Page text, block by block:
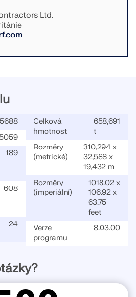
Ltd.
5688
5059
189
608
24
Celková
hmotnost
658,691
t
Rozměry
(metrické)
310,294 x
32,588 x
19,432 m
Rozměry
(imperiální)
1018.02 x
106.92 x
63.75
feet
Verze
programu
8.03.00